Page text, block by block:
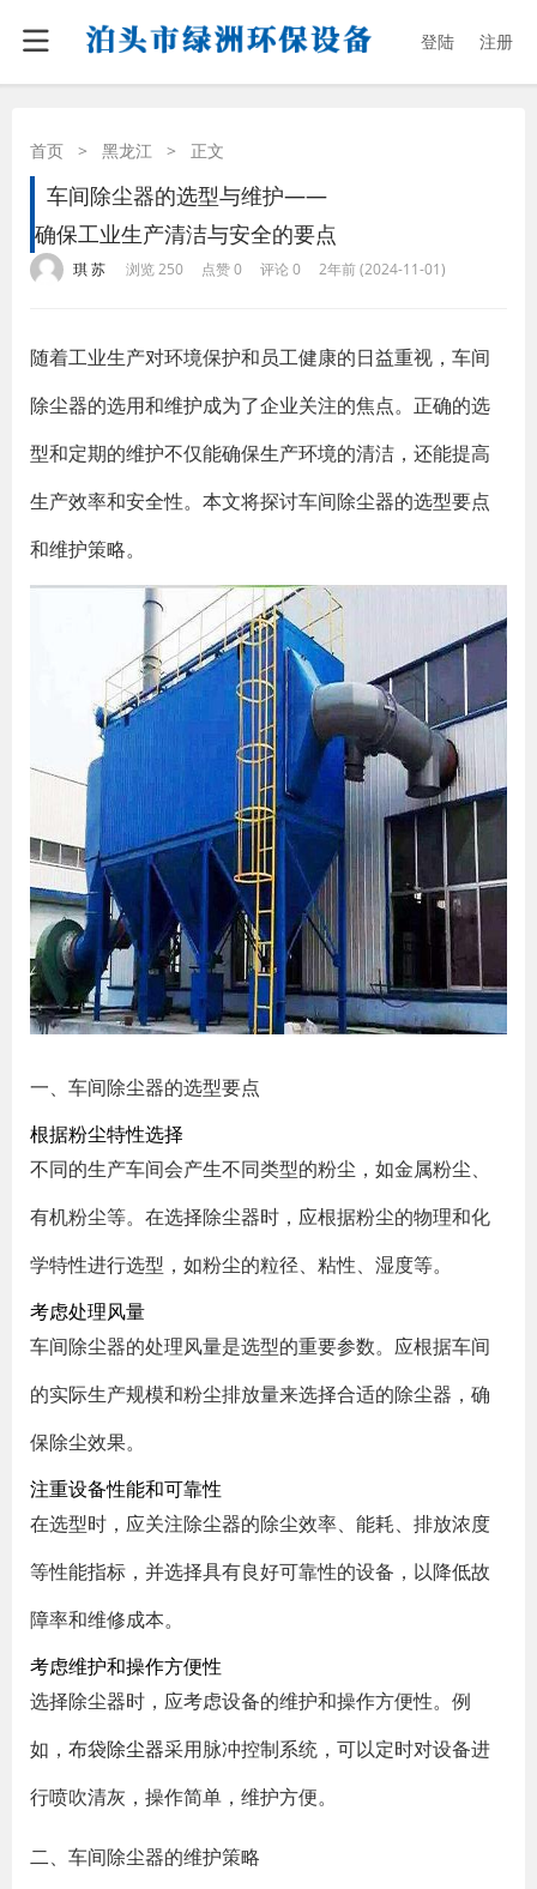
登陆 注册
首页 > 黑龙江 > 正文
车间除尘器的选型与维护——
确保工业生产清洁与安全的要点
琪 苏 浏览 250 点赞 0 评论 0 2年前 (2024-11-01)
随着工业生产对环境保护和员工健康的日益重视，车间
除尘器的选用和维护成为了企业关注的焦点。正确的选
型和定期的维护不仅能确保生产环境的清洁，还能提高
生产效率和安全性。本文将探讨车间除尘器的选型要点
和维护策略。
一、车间除尘器的选型要点
根据粉尘特性选择
不同的生产车间会产生不同类型的粉尘，如金属粉尘、
有机粉尘等。在选择除尘器时，应根据粉尘的物理和化
学特性进行选型，如粉尘的粒径、粘性、湿度等。
考虑处理风量
车间除尘器的处理风量是选型的重要参数。应根据车间
的实际生产规模和粉尘排放量来选择合适的除尘器，确
保除尘效果。
注重设备性能和可靠性
在选型时，应关注除尘器的除尘效率、能耗、排放浓度
等性能指标，并选择具有良好可靠性的设备，以降低故
障率和维修成本。
考虑维护和操作方便性
选择除尘器时，应考虑设备的维护和操作方便性。例
如， 布袋除尘器采用脉冲控制系统，可以定时对设备进
行喷吹清灰，操作简单，维护方便。
二、车间除尘器的维护策略